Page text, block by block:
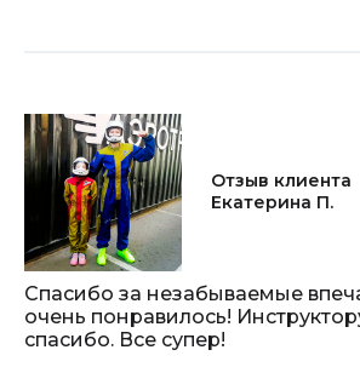
Отзыв клиента
Екатерина П.
Спасибо за незабываемые
очень понравилось!
спасибо. Все супер!